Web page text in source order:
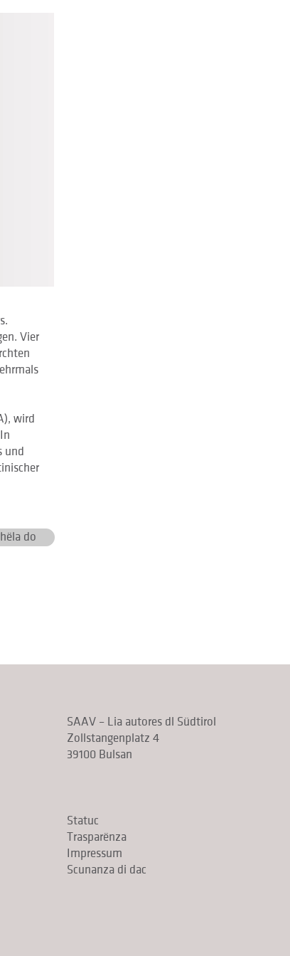
Vier
wird
und
do
SAAV – Lia autores dl Südtirol
Zollstangenplatz 4
39100 Bulsan
Statuc
Trasparënza
Impressum
Scunanza di dac